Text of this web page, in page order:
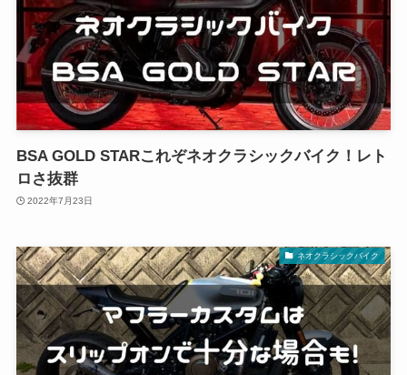
BSA GOLD STARこれぞネオクラシックバイク！レト
ロさ抜群
2022年7月23日
ネオクラシックバイク